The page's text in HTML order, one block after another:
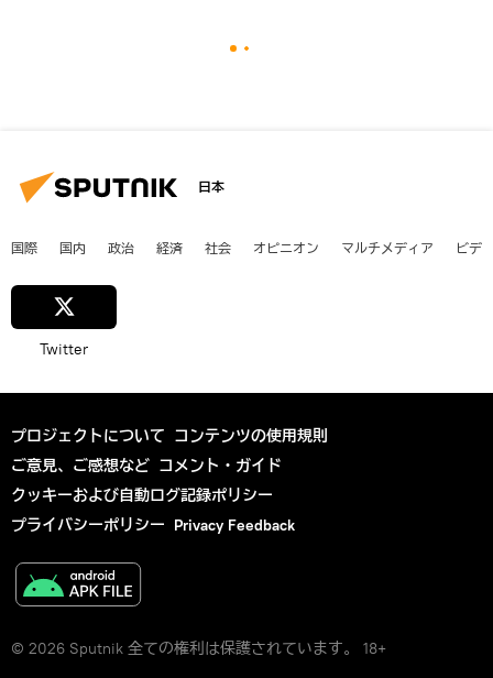
日本
国際 国内 政治 経済 社会 オピニオン マルチメディア ビデ
Twitter
プロジェクトについて コンテンツの使用規則
ご意見、ご感想など コメント・ガイド
クッキーおよび自動ログ記録ポリシー
プライバシーポリシー Privacy Feedback
© 2026 Sputnik 全ての権利は保護されています。 18+